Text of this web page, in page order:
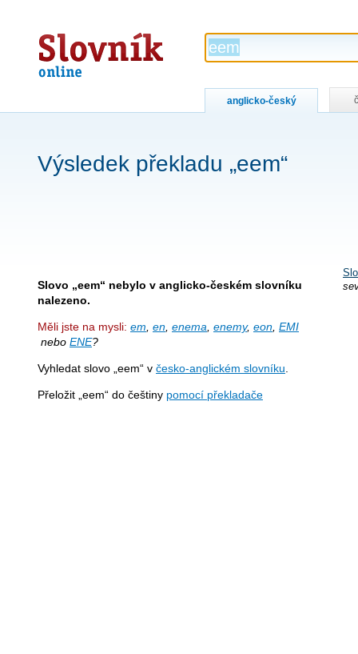
Slovník
online
anglicko-český
Výsledek překladu „eem“
Slovo „eem“ nebylo v anglicko-českém slovníku
nalezeno.
Měli jste na mysli: em en enema enemy, eon EMI
nebo ENE?
Vyhledat slovo „eem“ v česko-anglickém slovníku
Přeložit „eem“ do češtiny pomocí překladače